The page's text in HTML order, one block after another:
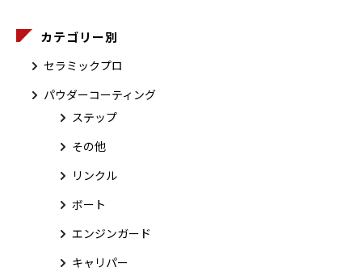
カテゴリー別
セラミックプロ
パウダーコーティング
ステップ
その他
リンクル
ボート
エンジンガード
キャリパー